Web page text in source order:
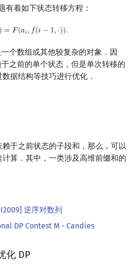
化 阶 & 原根
狄利克雷卷积
杜教筛
有着如下状态转移方程：
) = 𝐹(𝑎𝑖,𝑓(𝑖 − 1,⋅)).
( i,⋅) =F(a i (i−1,⋅) ).
个数组或其他较复杂的对象．因
于之前的单个状态，但是单次转移的
据结构等技巧进行优化．
于之前状态的子段和，那么，可以
算．其中，一类涉及高维前缀和的
逆序对数列
DP Contest M - Candies
化 DP